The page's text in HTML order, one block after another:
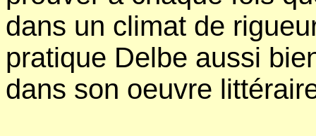
dans un climat de
pratique Delbe aussi
dans son oeuvre